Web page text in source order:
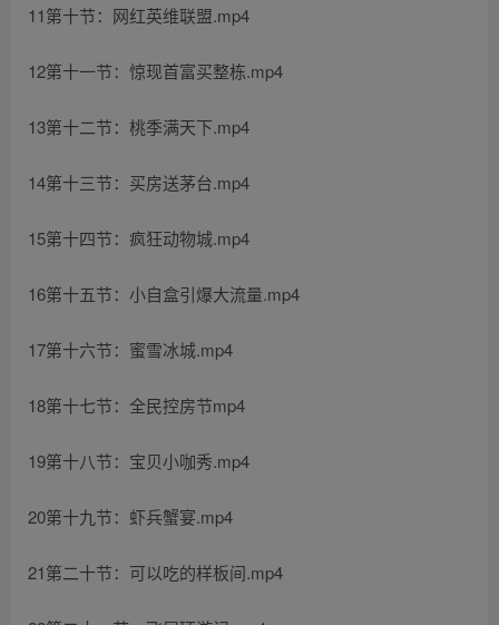
11第十节：网红英维联盟.mp4
12第十一节：惊现首富买整栋.mp4
13第十二节：桃季满天下.mp4
14第十三节：买房送茅台.mp4
15第十四节：疯狂动物城.mp4
16第十五节：小自盒引爆大流量.mp4
17第十六节：蜜雪冰城.mp4
18第十七节：全民控房节mp4
19第十八节：宝贝小咖秀.mp4
20第十九节：虾兵蟹宴.mp4
21第二十节：可以吃的样板间.mp4